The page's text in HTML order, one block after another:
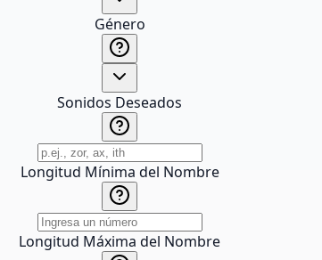
Género
Sonidos Deseados
Longitud Mínima del Nombre
Longitud Máxima del Nombre